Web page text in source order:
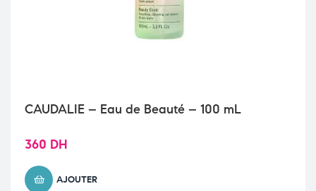
CAUDALIE – Eau de Beauté – 100 mL
360 DH
AJOUTER